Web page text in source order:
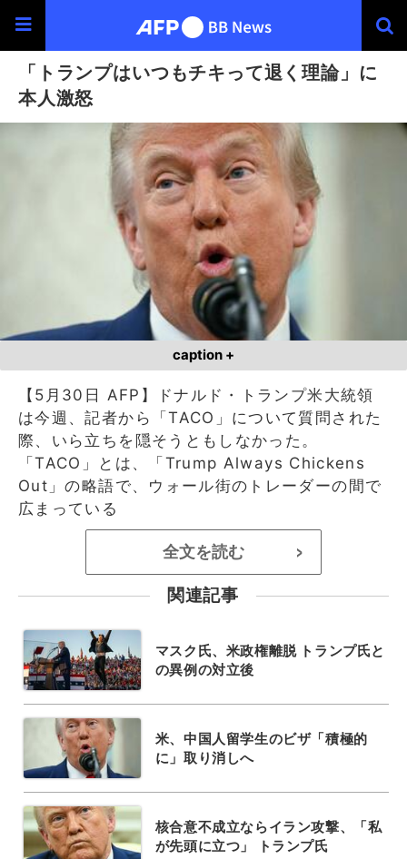
「トランプはいつもチキって退く理論」に
本人激怒
caption +
【5月30日 AFP】ドナルド・トランプ米大統領
は今週、記者から「TACO」について質問された
際、いら立ちを隠そうともしなかった。
「TACO」とは、「Trump Always Chickens
Out」の略語で、ウォール街のトレーダーの間で
広まっている
全文を読む >
関連記事
マスク氏、米政権離脱 トランプ氏と
の異例の対立後
米、中国人留学生のビザ「積極的
に」取り消しへ
核合意不成立ならイラン攻撃、「私
が先頭に立つ」 トランプ氏